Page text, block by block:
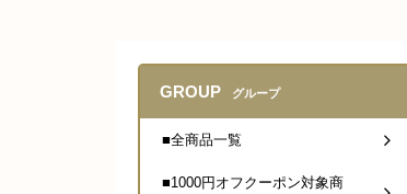
GROUP グループ
■全商品一覧
■1000円オフクーポン対象商